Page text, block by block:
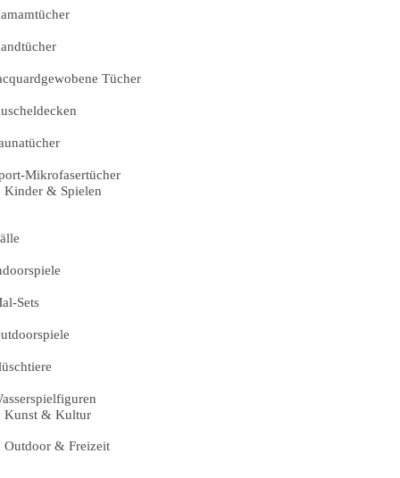
Tücher
Mikrofasertücher
Kinder & Spielen
Sets
Kunst & Kultur
Outdoor & Freizeit